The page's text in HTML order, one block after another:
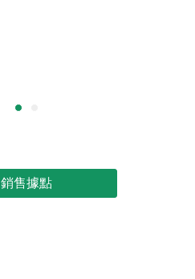
銷售據點